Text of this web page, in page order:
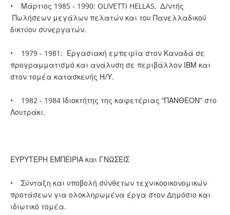
• Μάρτιος 1985 - 1990: OLIVETTI HELLAS, Δ/ντής
Πωλήσεων μεγάλων πελατών και του Πανελλαδικού
δικτύου συνεργατών.
• 1979 - 1981: Εργασιακή εμπειρία στον Καναδά σε
προγραμματισμό και ανάλυση σε περιβάλλον ΙΒΜ και
στον τομέα κατασκευής Η/Υ.
• 1982 - 1984 Ιδιοκτήτης της καφετέριας “ΠΑΝΘΕΟΝ” στο
Λουτράκι.
ΕΥΡΥΤΕΡΗ ΕΜΠΕΙΡΙΑ και ΓΝΩΣΕΙΣ
• Σύνταξη και υποβολή σύνθετων τεχνικοοικονομικών
προτάσεων για ολοκληρωμένα έργα στον Δημόσιο και
ιδιωτικό τομέα.